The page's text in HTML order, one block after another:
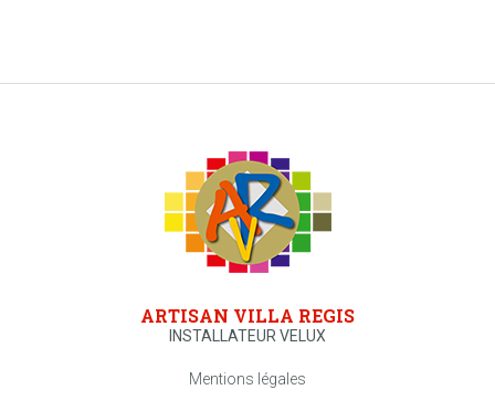
ARTISAN VILLA REGIS
INSTALLATEUR VELUX
Mentions légales